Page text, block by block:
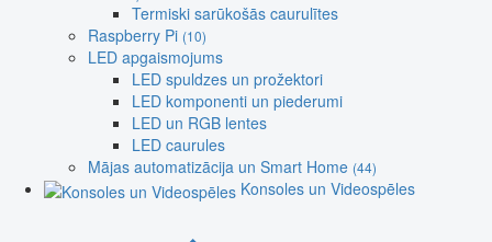
Termiski sarūkošās caurulītes
Raspberry Pi (10)
LED apgaismojums
LED spuldzes un prožektori
LED komponenti un piederumi
LED un RGB lentes
LED caurules
Mājas automatizācija un Smart Home (44)
Konsoles un Videospēles